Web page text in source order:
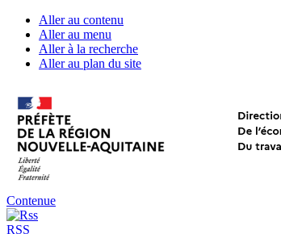
Aller au contenu
Aller au menu
Aller à la recherche
Aller au plan du site
Contenue
RSS